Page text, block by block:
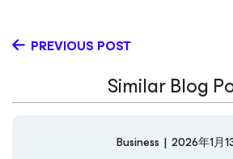
PREVIOUS POST
Similar Blog
Business | 2026年1月